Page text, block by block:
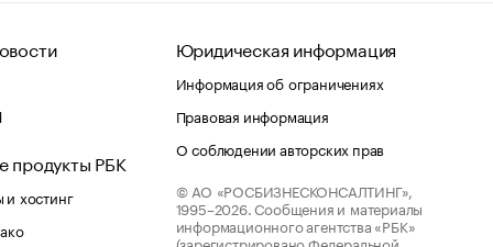
продукты РБК
хостинг
Юридическая информация
Информация об ограничениях
Правовая информация
О соблюдении авторских прав
© АО «РОСБИЗНЕСКОНСАЛТИНГ»,
1995–2026. Сообщения и материалы
информационного агентства «РБК»
(зарегистрировано Федеральной